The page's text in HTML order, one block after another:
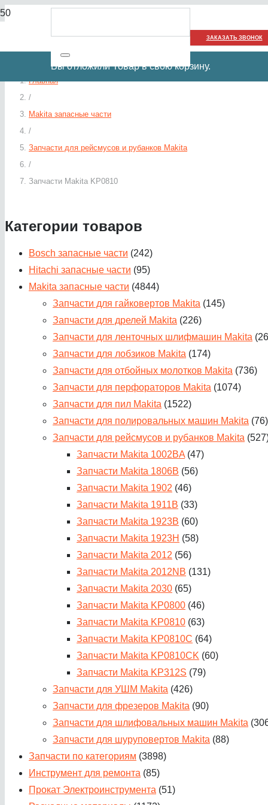
ЗАКАЗАТЬ ЗВОНОК
Вы отложилиТоварв свою корзину.
Главная
/
Makita запасные части
/
Запчасти для рейсмусов и рубанков Makita
/
Запчасти Makita KP0810
Категории товаров
Bosch запасные части (242)
Hitachi запасные части (95)
Makita запасные части (4844)
Запчасти для гайковертов Makita (145)
Запчасти для дрелей Makita (226)
Запчасти для ленточных шлифмашин Makita
Запчасти для лобзиков Makita (174)
Запчасти для отбойных молотков Makita (736)
Запчасти для перфораторов Makita (1074)
Запчасти для пил Makita (1522)
Запчасти для полировальных машин Makita (76)
Запчасти для рейсмусов и рубанков Makita
Запчасти Makita 1002BA (47)
Запчасти Makita 1806B (56)
Запчасти Makita 1902 (46)
Запчасти Makita 1911B (33)
Запчасти Makita 1923B (60)
Запчасти Makita 1923H (58)
Запчасти Makita 2012 (56)
Запчасти Makita 2012NB (131)
Запчасти Makita 2030 (65)
Запчасти Makita KP0800 (46)
Запчасти Makita KP0810 (63)
Запчасти Makita KP0810C (64)
Запчасти Makita KP0810CK (60)
Запчасти Makita KP312S (79)
Запчасти для УШМ Makita (426)
Запчасти для фрезеров Makita (90)
Запчасти для шлифовальных машин Makita
Запчасти для шуруповертов Makita (88)
Запчасти по категориям (3898)
Инструмент для ремонта (85)
Прокат Электроинструмента (51)